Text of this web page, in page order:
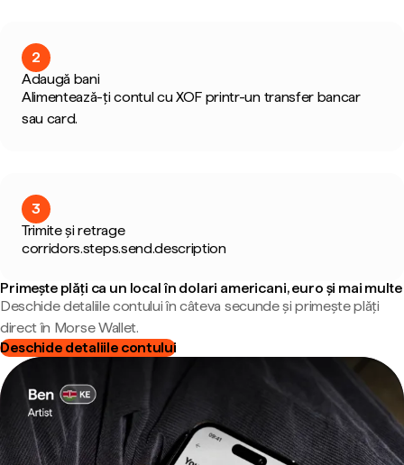
2
Adaugă bani
Alimentează-ți contul cu XOF printr-un transfer bancar
sau card.
3
Trimite și retrage
corridors.steps.send.description
Primește plăți ca un local în dolari americani, euro și mai multe
Deschide detaliile contului în câteva secunde și primește plăți
direct în Morse Wallet.
Deschide detaliile contului